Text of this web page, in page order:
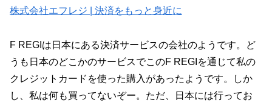
株式会社エフレジ | 決済をもっと身近に
F REGIは日本にある決済サービスの会社のようです。ど
うも日本のどこかのサービスでこのF REGIを通じて私の
クレジットカードを使った購入があったようです。しか
し、私は何も買ってないぞー。ただ、日本には行ってお